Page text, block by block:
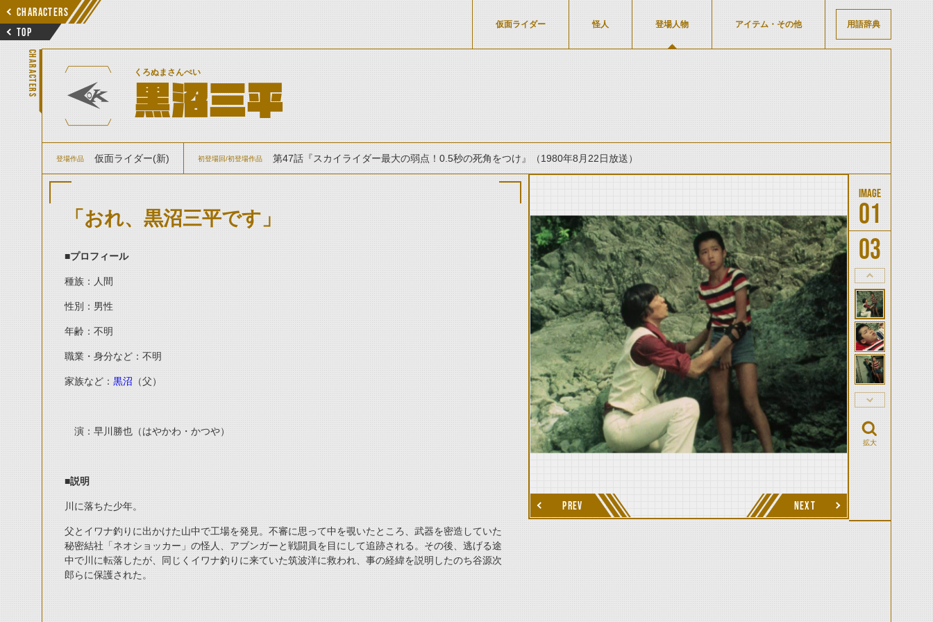
CHARACTERS
TOP
仮面ライダー 怪人 登場人物 アイテム・その他 用語辞典
CHARACTERS くろぬまさんぺい
黒沼三平
登場作品 仮面ライダー(新) 初登場回/初登場作品 第47話『スカイライダー最大の弱点！0.5秒の死角をつけ』（1980年8月22日放送）
「おれ、黒沼三平です」
■プロフィール
種族：人間
性別：男性
年齢：不明
職業・身分など：不明
家族など： 黒沼 （父）
演：早川勝也（はやかわ・かつや）
■説明
川に落ちた少年。
父とイワナ釣りに出かけた山中で工場を発見。不審に思って中を覗いたところ、武器を密造していた
秘密結社「ネオショッカー」の怪人、アブンガーと戦闘員を目にして追跡される。その後、逃げる途
中で川に転落したが、同じくイワナ釣りに来ていた筑波洋に救われ、事の経緯を説明したのち谷源次
郎らに保護された。
PREV NEXT
01
03
thumbnail Prev
thumbnail Next
拡大